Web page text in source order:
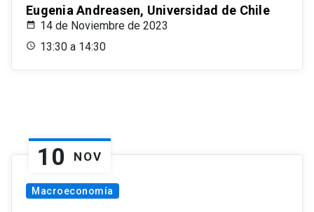
Eugenia Andreasen, Universidad de Chile
14 de Noviembre de 2023
13:30 a 14:30
10 NOV
Macroeconomía